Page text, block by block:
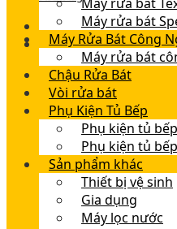
Máy rửa bát
Máy Rửa Bát Công
Máy rửa bát
Chậu Rửa Bát
Vòi rửa bát
Phụ Kiện Tủ Bếp
Phụ kiện tủ
Phụ kiện tủ
Sản phẩm khác
Thiết bị vệ sinh
Gia dụng
Máy lọc nước